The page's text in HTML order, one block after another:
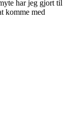
har jeg gjort til
komme med